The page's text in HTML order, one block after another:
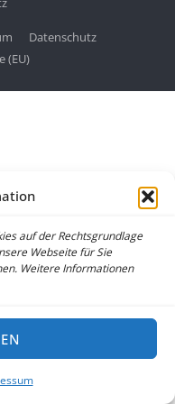
auf der Rechtsgrundlage
Webseite für Sie
Weitere Informationen
Datenschutz
(EU)